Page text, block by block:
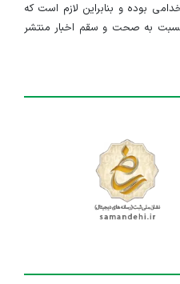
بوده و بنابراین لازم است که
به صحت و سقم اخبار منتشر